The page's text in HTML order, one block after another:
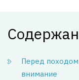
Перед походом
внимание